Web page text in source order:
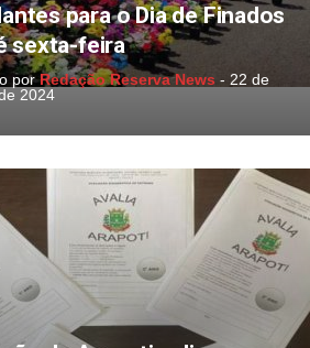
para o Dia de Finados
sexta-feira
por Redação Reserva News - 22 de
2024